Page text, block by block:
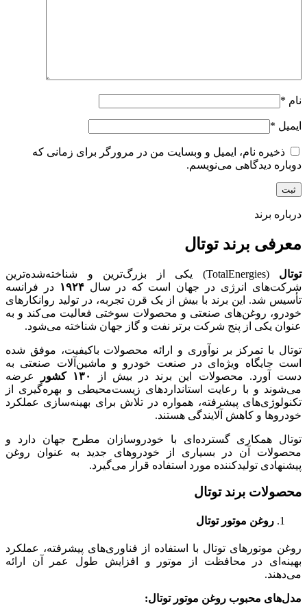
نام *
ایمیل *
ذخیره نام، ایمیل و وبسایت من در مرورگر برای زمانی که
دوباره دیدگاهی می‌نویسم.
درباره برند
معرفی برند توتال
توتال
(TotalEnergies) یکی از بزرگ‌ترین و شناخته‌شده‌ترین
شرکت‌های انرژی در جهان است که در سال۱۹۲۴ در فرانسه
تأسیس شد. این برند با بیش از یک قرن تجربه، در تولید روانکارهای
خودرو، روغن‌های صنعتی و محصولات سوختی فعالیت می‌کند و به
عنوان یکی از پنج شرکت برتر نفت و گاز جهان شناخته می‌شود.
توتال با تمرکز بر نوآوری و ارائه محصولات باکیفیت، موفق شده
است جایگاه ویژه‌ای در صنعت خودرو و ماشین‌آلات صنعتی به
دست آورد. محصولات این برند در بیش از
۱۳۰ کشور
عرضه
می‌شوند و با رعایت استانداردهای زیست‌محیطی و بهره‌گیری از
تکنولوژی‌های پیشرفته، همواره در تلاش برای بهینه‌سازی عملکرد
خودروها و کاهش آلایندگی هستند.
توتال همکاری گسترده‌ای با خودروسازان مطرح جهان دارد و
محصولات آن در بسیاری از خودروهای جدید به عنوان روغن
پیشنهادی تولیدکننده مورد استفاده قرار می‌گیرد.
محصولات برند توتال
روغن موتور توتال
روغن موتورهای توتال با استفاده از فناوری‌های پیشرفته، عملکرد
بهینه‌ای در محافظت از موتور و افزایش طول عمر آن ارائه
می‌دهند.
مدل‌های محبوب روغن موتور توتال: